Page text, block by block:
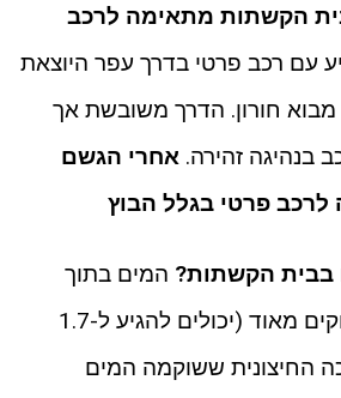
הקשתות מתאימה לרכב
עם רכב פרטי בדרך עפר היוצאת
חורון. הדרך משובשת אך
בנהיגה זהירה. אחרי הגשם
פרטי בגלל הבוץ
המים בתוך
מבנה הקשתות עמוקים מאוד (יכולים להגיע ל-1.7
החיצונית ששוקמה המים